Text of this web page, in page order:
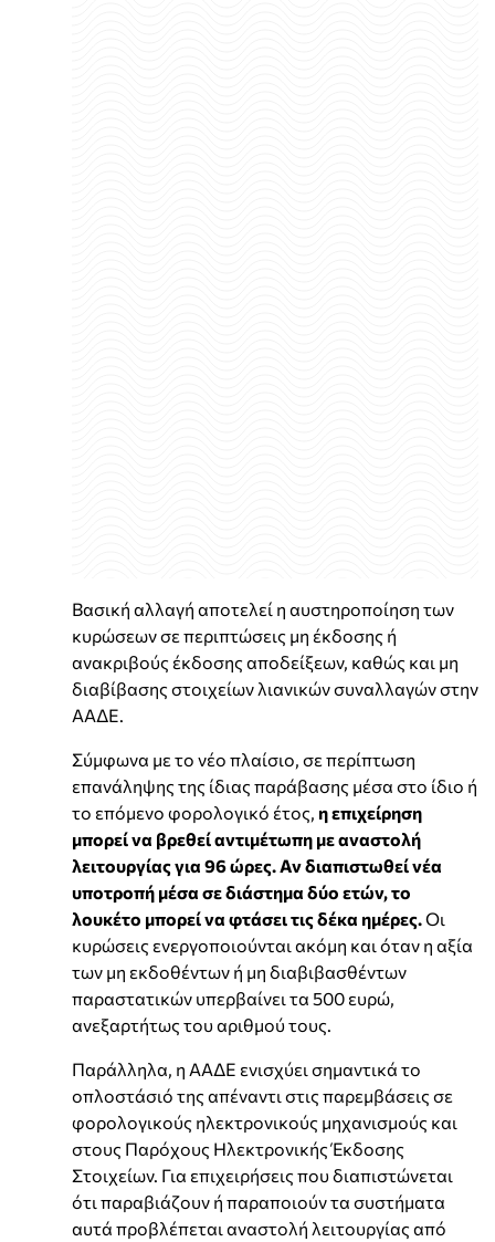
Βασική αλλαγή αποτελεί η αυστηροποίηση των
κυρώσεων σε περιπτώσεις μη έκδοσης ή
ανακριβούς έκδοσης αποδείξεων, καθώς και μη
διαβίβασης στοιχείων λιανικών συναλλαγών στην
ΑΑΔΕ.
Σύμφωνα με το νέο πλαίσιο, σε περίπτωση
επανάληψης της ίδιας παράβασης μέσα στο ίδιο ή
το επόμενο φορολογικό έτος, η επιχείρηση
μπορεί να βρεθεί αντιμέτωπη με αναστολή
λειτουργίας για 96 ώρες. Αν διαπιστωθεί νέα
υποτροπή μέσα σε διάστημα δύο ετών, το
λουκέτο μπορεί να φτάσει τις δέκα ημέρες. Οι
κυρώσεις ενεργοποιούνται ακόμη και όταν η αξία
των μη εκδοθέντων ή μη διαβιβασθέντων
παραστατικών υπερβαίνει τα 500 ευρώ,
ανεξαρτήτως του αριθμού τους.
Παράλληλα, η ΑΑΔΕ ενισχύει σημαντικά το
οπλοστάσιό της απέναντι στις παρεμβάσεις σε
φορολογικούς ηλεκτρονικούς μηχανισμούς και
στους Παρόχους Ηλεκτρονικής Έκδοσης
Στοιχείων. Για επιχειρήσεις που διαπιστώνεται
ότι παραβιάζουν ή παραποιούν τα συστήματα
αυτά προβλέπεται αναστολή λειτουργίας από